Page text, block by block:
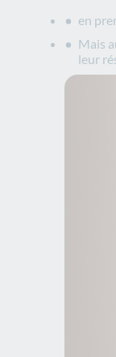
en
Mais
leur